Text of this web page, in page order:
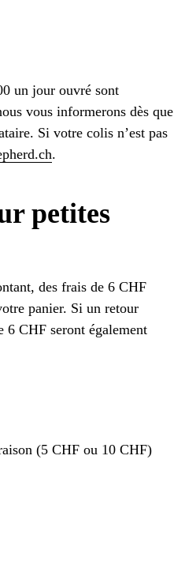
un jour ouvré sont
vous informerons dès que
Si votre colis n’est pas
.
petites
des frais de 6 CHF
panier. Si un retour
CHF seront également
(5 CHF ou 10 CHF)